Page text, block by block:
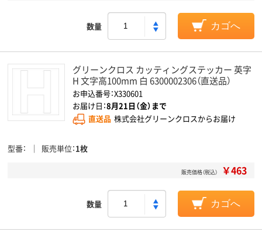
数量 カゴへ
グリーンクロス カッティングステッカー 英字
H 文字高100mm 白 6300002306（直送品）
お申込番号：X330601
お届け日：8月21日（金）まで
直送品 株式会社グリーンクロスからお届け
型番 販売単位 1枚
販売価格（税込） ￥463
数量 カゴへ